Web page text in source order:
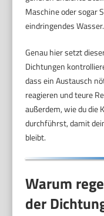
Maschine oder sogar
eindringendes Wasser.
Genau hier setzt
Dichtungen
dass ein Austausch
reagieren und teure
außerdem, wie du die
durchführst, damit
bleibt.
Warum
der